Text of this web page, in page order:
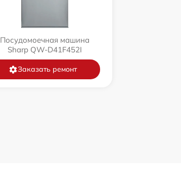
Посудомоечная машина
Sharp QW-D41F452I
Заказать ремонт